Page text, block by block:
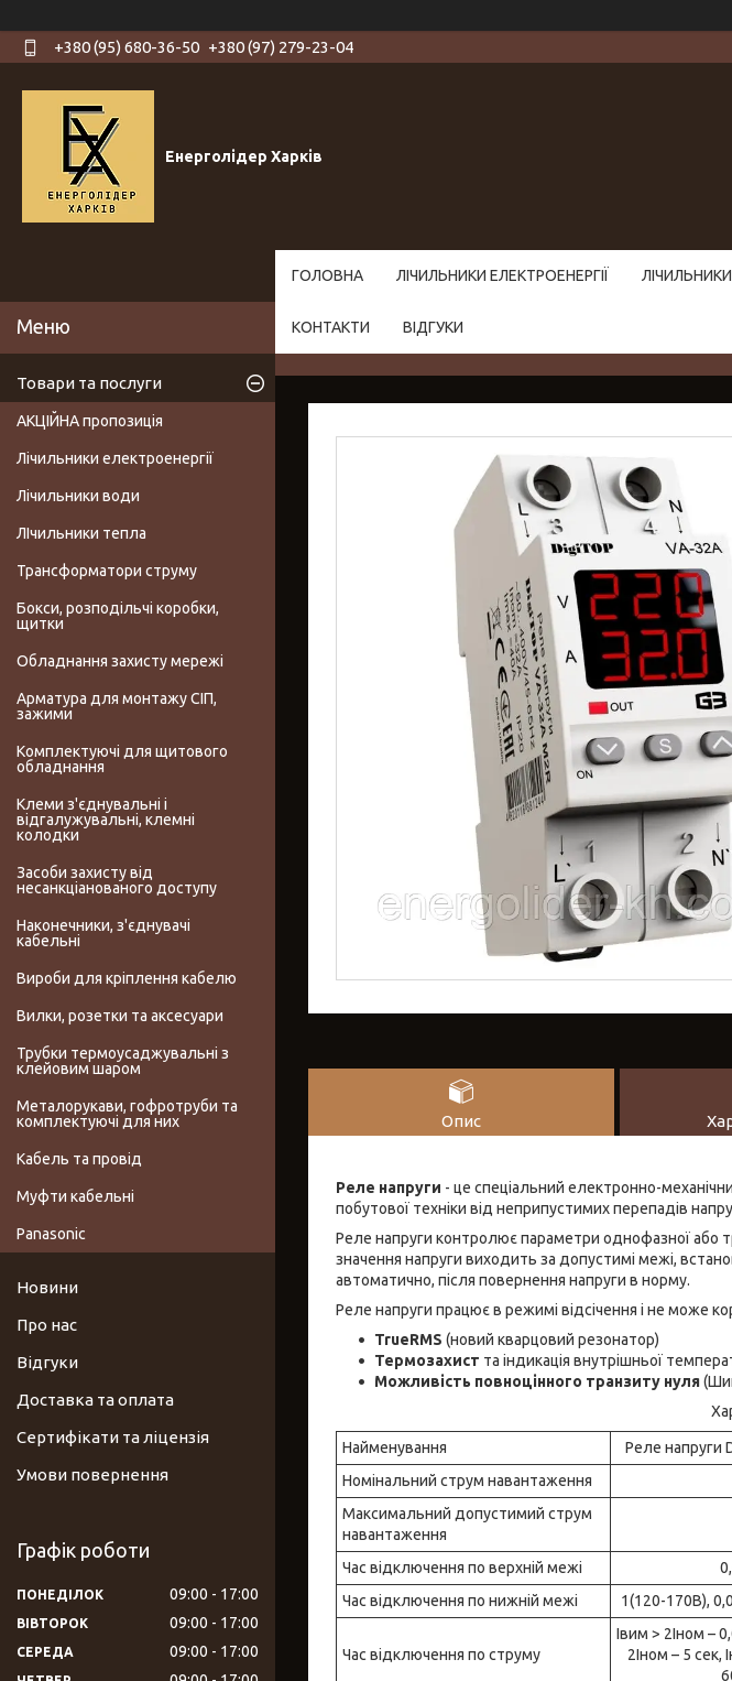
+380 (95) 680-36-50 +380 (97) 279-23-04
Енерголідер Харків
ГОЛОВНА ЛІЧИЛЬНИКИ ЕЛЕКТРОЕНЕРГІЇ
КОНТАКТИ ВІДГУКИ
Опис
Реле напруги - це спеціальний електронно-
побутової техніки від неприпустимих перепадів
Реле напруги контролює параметри однофазної або
значення напруги виходить за допустимі межі,
автоматично, після повернення напруги в норму.
Реле напруги працює в режимі відсічення і не може
TrueRMS (новий кварцовий резонатор)
Термозахист та індикація внутрішньої
Можливість повноцінного транзиту нуля
Найменування
Реле напруги
Номінальний струм навантаження
Максимальний допустимий струм
навантаження
Час відключення по верхній межі
Час відключення по нижній межі
1(120-170В),
Час відключення по струму
Iвим > 2Iном –
2Iном – 5 сек,
Товари та послуги
АКЦІЙНА пропозиція
Лічильники електроенергії
Лічильники води
ЛІчильники тепла
Трансформатори струму
Бокси, розподільчі коробки,
щитки
Обладнання захисту мережі
Арматура для монтажу СІП,
зажими
Комплектуючі для щитового
обладнання
Клеми з'єднувальні і
відгалужувальні, клемні
колодки
Засоби захисту від
несанкціанованого доступу
Наконечники, з'єднувачі
кабельні
Вироби для кріплення кабелю
Вилки, розетки та аксесуари
Трубки термоусаджувальні з
клейовим шаром
Металорукави, гофротруби та
комплектуючі для них
Кабель та провід
Муфти кабельні
Panasonic
Новини
Про нас
Відгуки
Доставка та оплата
Сертифікати та ліцензія
Умови повернення
Графік роботи
ПОНЕДІЛОК 09:00 17:00
ВІВТОРОК 09:00 17:00
СЕРЕДА 09:00 17:00